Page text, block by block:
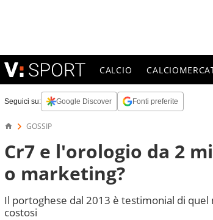
CALCIO
Seguici su: Google Discover Fonti preferite
GOSSIP
Cr7 e l'orologio da 2
o marketing?
Il portoghese dal 2013 è testimonial di
costosi